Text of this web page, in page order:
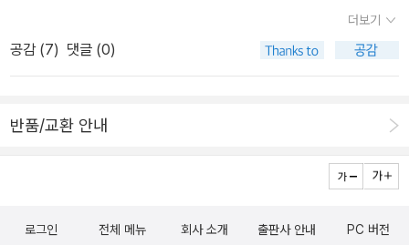
때는 생쥐와 함께 땅으로 곤두박질치는 것 같아 긴장하기도 합니
다. 추락하는 비행기에서 간신히 탈출한 생쥐는 다시 비행기를 만들
워 도망가기 위해서 비행기를 만들려고 하는 게 아니라 자신이 상상
만들게 됩니다. 여기서 어린이 독자는 꿈을 상상하고, 상상한 꿈을 마
음에 간직만 하는 게 아니라 자신이 직접 해봄으로써 느낄 수 있는 좌
절, 극복, 용기, 모험 등의 다양한 감정을 느끼게 됩니다. 그리고 꿈을
함께 재미있는 이야기와 신나는 놀이의 세계에서 상상의 나래를 펼치
다 보면 어느 순간, ‘아하!’하고 한글을 깨치게 된다. 레고 닌자고 비주
얼 백과아이즐북스 편집부 / 아이즐북스 닌자고에 대한 모든 것 + 쟌
한 사진으로 구성하였다. 사진과 함께 레고 닌자고에 나오는 모든 닌
려지지 않은 닌자고에 대한 새로운 사실들을 알 수 있으며, 지금까지
흐름을 한눈에 볼 수 있다. 선생님은 몬스터!피터 브라운 / 사계절 칼
더보기
공감 (7) 댓글 (0)
반품/교환 안내
로그인 전체 메뉴 회사 소개 출판사 안내 PC 버전